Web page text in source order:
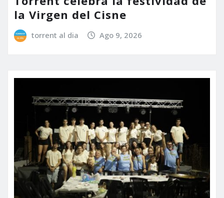
la Virgen del Cisne
torrent al dia Ago 9, 2026